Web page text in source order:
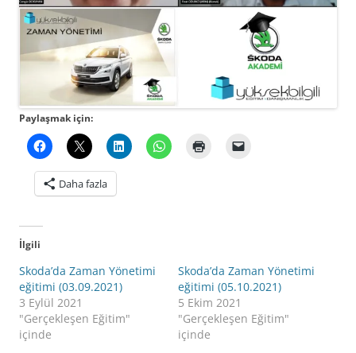
Paylaşmak için:
Daha fazla
İlgili
Skoda’da Zaman Yönetimi
eğitimi (03.09.2021)
3 Eylül 2021
"Gerçekleşen Eğitim"
içinde
Skoda’da Zaman Yönetimi
eğitimi (05.10.2021)
5 Ekim 2021
"Gerçekleşen Eğitim"
içinde